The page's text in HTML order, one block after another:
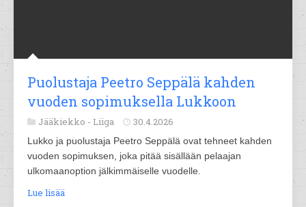
Puolustaja Peetro Seppälä kahden
vuoden sopimuksella Lukkoon
Jääkiekko - Liiga 30.4.2026
Lukko ja puolustaja Peetro Seppälä ovat tehneet kahden
vuoden sopimuksen, joka pitää sisällään pelaajan
ulkomaanoption jälkimmäiselle vuodelle.
Lue lisää